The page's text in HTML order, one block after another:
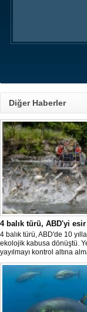
Diğer Haberler
4 balık türü, ABD'yi esir
4 balık türü, ABD'de 10
ekolojik kabusa dönüştü.
yayılmayı kontrol altına
projeler geliştirirken,
tamamen yok edilmenin
olduğunu belirtiyor.